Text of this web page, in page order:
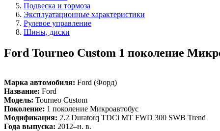
Подвеска и тормоза
Эксплуатационные характеристики
Рулевое управление
Шины, диски
Ford Tourneo Custom 1 поколение
Марка автомобиля: Ford (Форд)
Название: Ford
Модель: Tourneo Custom
Поколение: 1 поколение Микроавтобус
Модификация: 2.2 Duratorq TDCi MT FWD 300 SWB Trend
Года выпуска: 2012–н. в.